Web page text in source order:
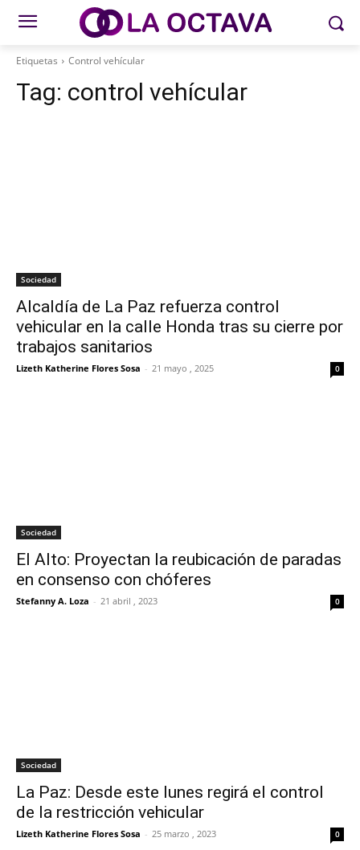
Etiquetas Control vehícular
Tag: control vehícular
Sociedad
Alcaldía de La Paz refuerza control
vehicular en la calle Honda tras su cierre por
trabajos sanitarios
Lizeth Katherine Flores Sosa - 21 mayo , 2025 0
Sociedad
El Alto: Proyectan la reubicación de paradas
en consenso con chóferes
Stefanny A. Loza - 21 abril , 2023 0
Sociedad
La Paz: Desde este lunes regirá el control
de la restricción vehicular
Lizeth Katherine Flores Sosa - 25 marzo , 2023 0